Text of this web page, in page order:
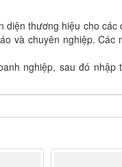
thương hiệu cho các
và chuyên nghiệp. Các
nghiệp, sau đó nhập